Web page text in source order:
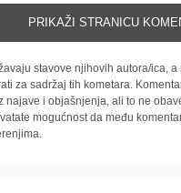
PRIKAŽI STRANICU
stavove njihovih autora/ica,
za sadržaj tih kometara.
i objašnjenja, ali to ne
mogućnost da među